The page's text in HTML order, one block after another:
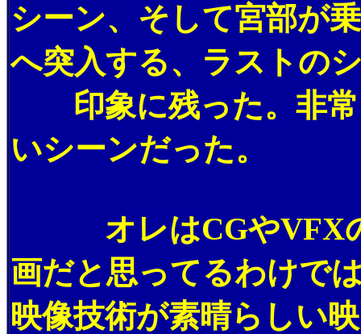
シーン、そして宮部が
へ突入する、ラストの
印象に残った。非常
いシーンだった。
オレはCGやVFXの
画だと思ってるわけで
映像技術が素晴らしい